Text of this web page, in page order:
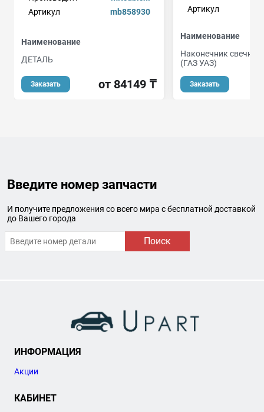
Артикул
mb858930
Наименование
ДЕТАЛЬ
Заказать от 84149 ₸
Артикул
Наименование
Наконечник
(ГАЗ УАЗ)
Заказать
Введите номер запчасти
И получите предложения со всего мира с бесплатной доставкой
до Вашего города
Поиск
ИНФОРМАЦИЯ
Акции
КАБИНЕТ